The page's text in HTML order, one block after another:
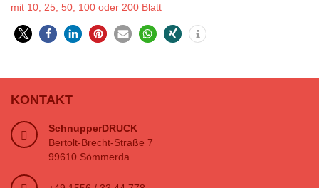
mit 10, 25, 50, 100 oder 200 Blatt
KONTAKT
SchnupperDRUCK
Bertolt-Brecht-Straße 7
99610 Sömmerda